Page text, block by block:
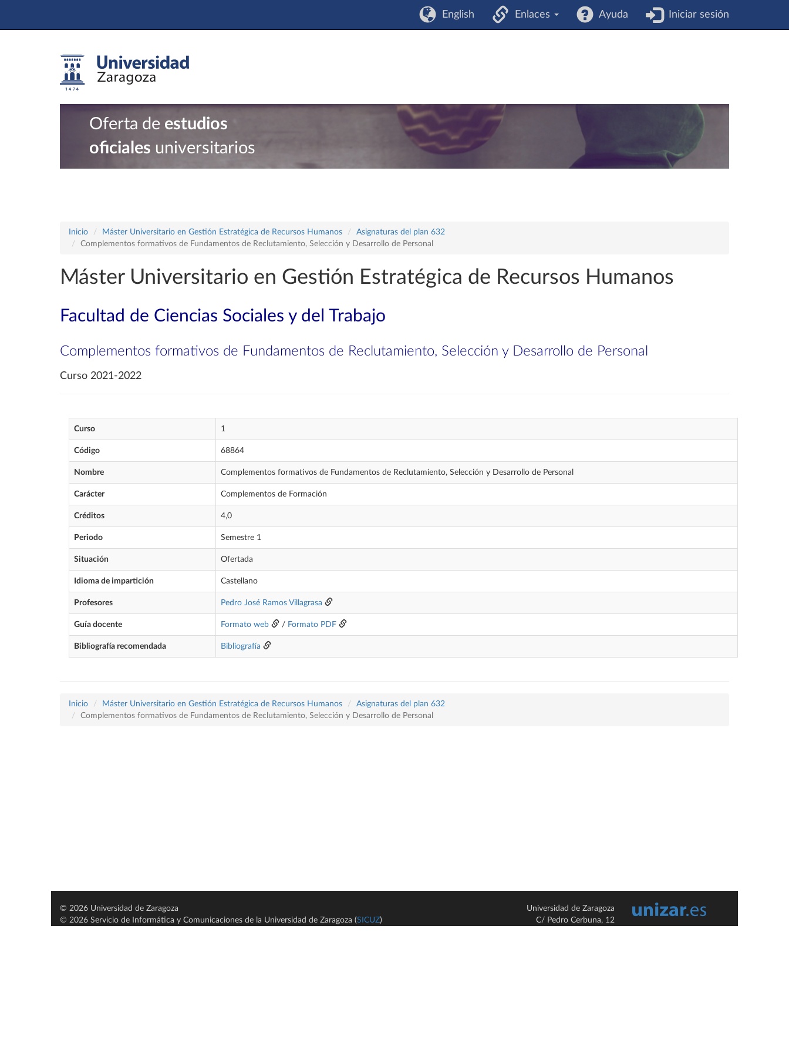
English Enlaces Ayuda Iniciar sesión
Oferta de estudios
oficiales universitarios
Inicio Máster Universitario en Gestión Estratégica de Recursos Humanos
Asignaturas del plan 632
Complementos formativos de Fundamentos de Reclutamiento, Selección y Desarrollo de Personal
Máster Universitario en Gestión Estratégica de Recursos Humanos
Facultad de Ciencias Sociales y del Trabajo
Complementos formativos de Fundamentos de Reclutamiento, Selección y Desarrollo de Personal
Curso 2021-2022
Curso 1
Código 68864
Nombre Complementos formativos de Fundamentos de Reclutamiento, Selección y Desarrollo de Personal
Carácter Complementos de Formación
Créditos 4,0
Periodo Semestre 1
Situación Ofertada
Idioma de impartición Castellano
Profesores Pedro José Ramos Villagrasa
Guía docente Formato web / Formato PDF
Bibliografía recomendada Bibliografía
Inicio Máster Universitario en Gestión Estratégica de Recursos Humanos
Asignaturas del plan 632
Complementos formativos de Fundamentos de Reclutamiento, Selección y Desarrollo de Personal
© 2026 Universidad de Zaragoza
© 2026 Servicio de Informática y Comunicaciones de la Universidad de Zaragoza (SICUZ)
Universidad de Zaragoza
C/ Pedro Cerbuna, 12